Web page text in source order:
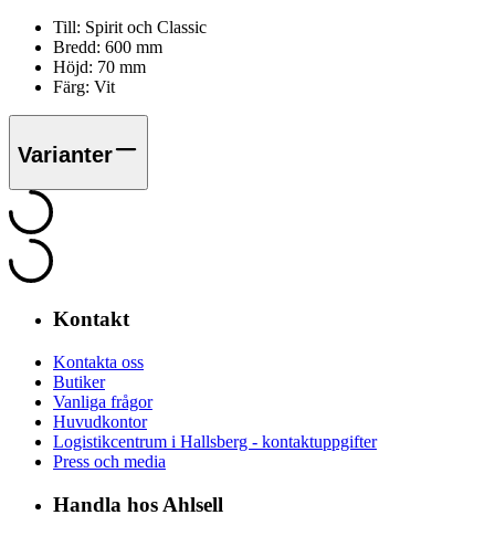
Till: Spirit och Classic
Bredd: 600 mm
Höjd: 70 mm
Färg: Vit
Varianter
Kontakt
Kontakta oss
Butiker
Vanliga frågor
Huvudkontor
Logistikcentrum i Hallsberg - kontaktuppgifter
Press och media
Handla hos Ahlsell